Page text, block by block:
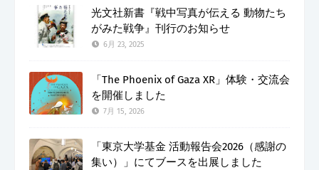
光文社新書『戦中写真が伝える 動物たち
がみた戦争』刊行のお知らせ
6月 23, 2025
「The Phoenix of Gaza XR」体験・交流会
を開催しました
7月 15, 2026
「東京大学基金 活動報告会2026（感謝の
集い）」にてブースを出展しました